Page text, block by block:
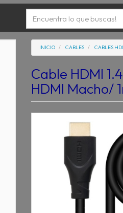
INICIO CABLES CABLES
Cable HDMI
HDMI Macho/